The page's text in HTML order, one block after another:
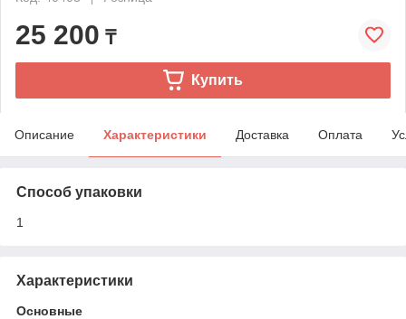
25 200 ₸
Купить
Описание Характеристики Доставка Оплата
Способ упаковки
1
Характеристики
Основные